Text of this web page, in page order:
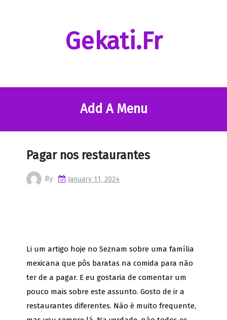
Gekati.fr
Add A Menu
Pagar nos restaurantes
By January 11, 2024
Li um artigo hoje no Seznam sobre uma família
mexicana que pôs baratas na comida para não
ter de a pagar. E eu gostaria de comentar um
pouco mais sobre este assunto. Gosto de ir a
restaurantes diferentes. Não é muito frequente,